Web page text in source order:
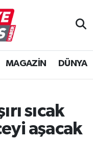
MAGAZİN DÜNYA
sıcak
aşacak